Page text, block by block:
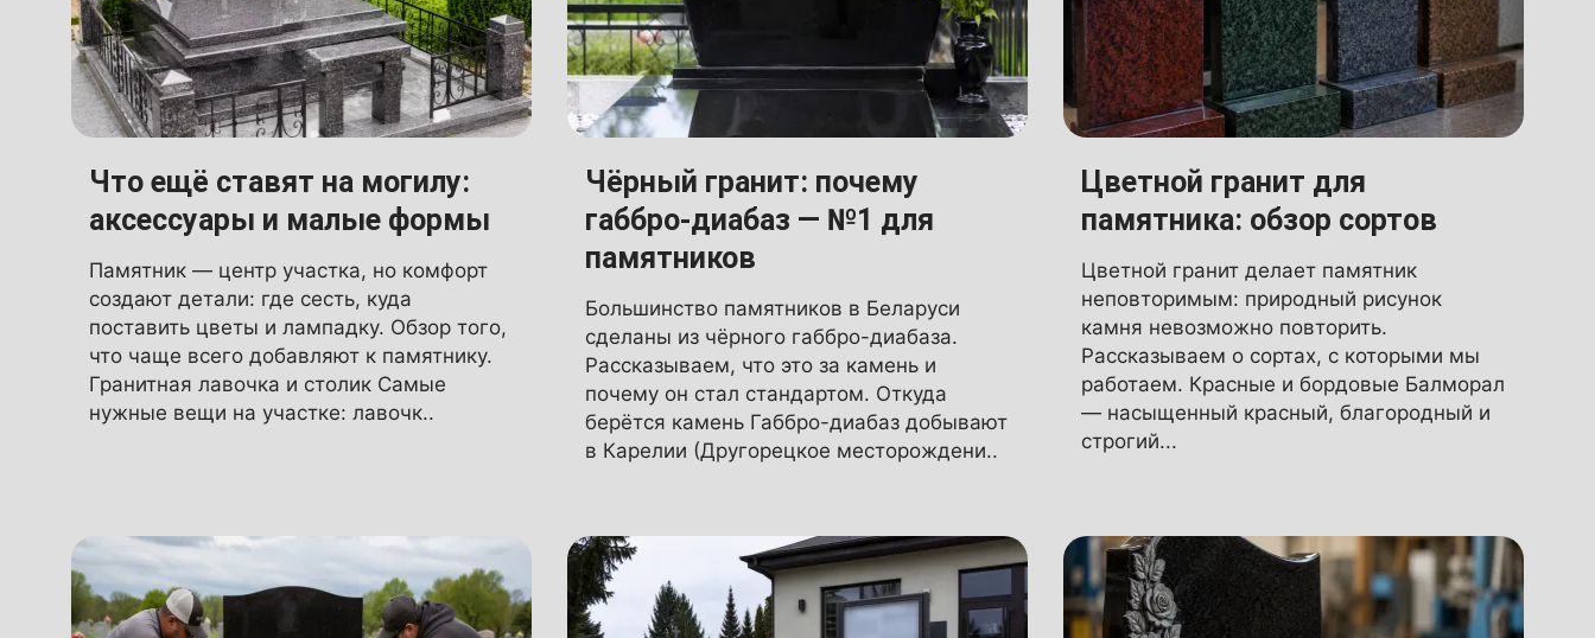
Что ещё ставят на могилу:
аксессуары и малые формы
Памятник — центр участка, но комфорт
создают детали: где сесть, куда
поставить цветы и лампадку. Обзор того,
что чаще всего добавляют к памятнику.
Гранитная лавочка и столик Самые
нужные вещи на участке: лавочк..
Чёрный гранит: почему
габбро-диабаз — №1 для
памятников
Большинство памятников в Беларуси
сделаны из чёрного габбро-диабаза.
Рассказываем, что это за камень и
почему он стал стандартом. Откуда
берётся камень Габбро-диабаз добывают
в Карелии (Другорецкое месторождени..
Цветной гранит для
памятника: обзор сортов
Цветной гранит делает памятник
неповторимым: природный рисунок
камня невозможно повторить.
Рассказываем о сортах, с которыми мы
работаем. Красные и бордовые Балморал
— насыщенный красный, благородный и
строгий...